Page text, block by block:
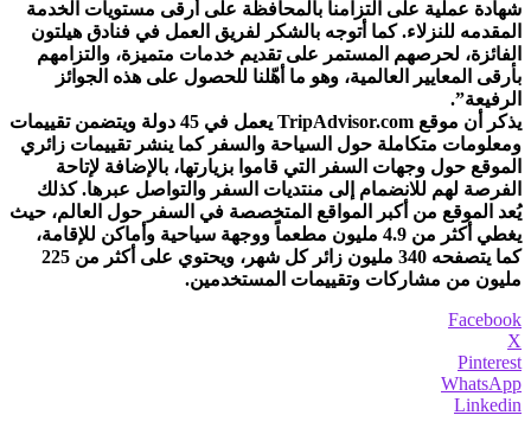
شهادة عملية على التزامنا بالمحافظة على أرقى مستويات الخدمة
المقدمه للنزلاء. كما أتوجه بالشكر لفريق العمل في فنادق هيلتون
الفائزة، لحرصهم المستمر على تقديم خدمات متميزة، والتزامهم
بأرقى المعايير العالمية، وهو ما أهّلنا للحصول على هذه الجوائز
الرفيعة”.
يذكر أن موقع TripAdvisor.com يعمل في 45 دولة ويتضمن تقييمات
ومعلومات متكاملة حول السياحة والسفر كما ينشر تقييمات زائري
الموقع حول وجهات السفر التي قاموا بزيارتها، بالإضافة لإتاحة
الفرصة لهم للانضمام إلى منتديات السفر والتواصل عبرها. كذلك
يُعد الموقع من أكبر المواقع المتخصصة في السفر حول العالم، حيث
يغطي أكثر من 4.9 مليون مطعماً ووجهة سياحية وأماكن للإقامة،
كما يتصفحه 340 مليون زائر كل شهر، ويحتوي على أكثر من 225
مليون من مشاركات وتقييمات المستخدمين.
Facebook
X
Pinterest
WhatsApp
Linkedin